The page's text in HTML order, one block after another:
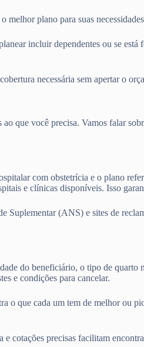
plano para suas
incluir dependentes ou se
necessária sem apertar o
que você precisa. Vamos falar
com obstetrícia e o plano
e clínicas disponíveis. Isso
(ANS) e sites de
do beneficiário, o tipo de
e condições para cancelar.
o que cada um tem de melhor ou
cotações precisas facilitam